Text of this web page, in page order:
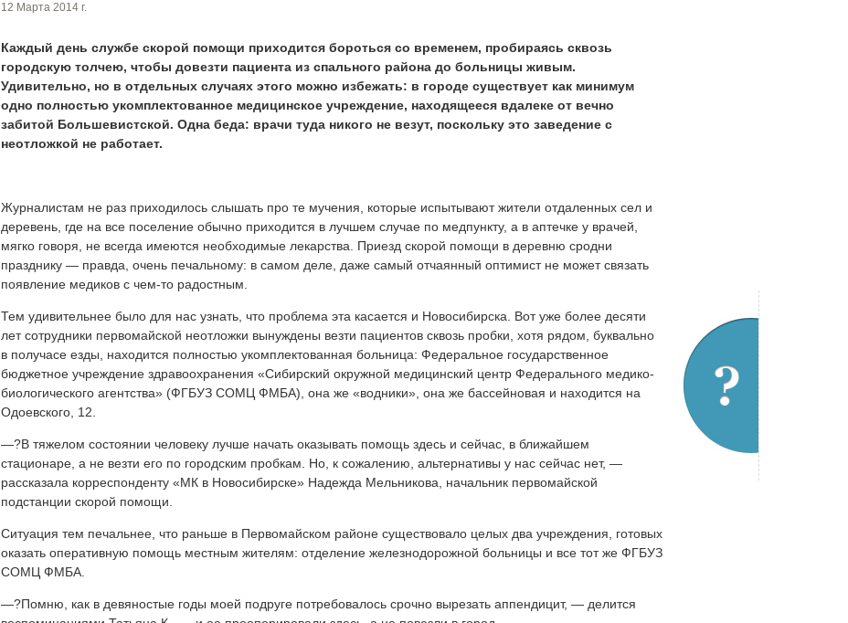
12 Марта 2014 г.
Каждый день службе скорой помощи приходится бороться со временем, пробираясь сквозь
городскую толчею, чтобы довезти пациента из спального района до больницы живым.
Удивительно, но в отдельных случаях этого можно избежать: в городе существует как минимум
одно полностью укомплектованное медицинское учреждение, находящееся вдалеке от вечно
забитой Большевистской. Одна беда: врачи туда никого не везут, поскольку это заведение с
неотложкой не работает.
Журналистам не раз приходилось слышать про те мучения, которые испытывают жители отдаленных сел и
деревень, где на все поселение обычно приходится в лучшем случае по медпункту, а в аптечке у врачей,
мягко говоря, не всегда имеются необходимые лекарства. Приезд скорой помощи в деревню сродни
празднику — правда, очень печальному: в самом деле, даже самый отчаянный оптимист не может связать
появление медиков с чем-то радостным.
Тем удивительнее было для нас узнать, что проблема эта касается и Новосибирска. Вот уже более десяти
лет сотрудники первомайской неотложки вынуждены везти пациентов сквозь пробки, хотя рядом, буквально
в получасе езды, находится полностью укомплектованная больница: Федеральное государственное
бюджетное учреждение здравоохранения «Сибирский окружной медицинский центр Федерального медико-
биологического агентства» (ФГБУЗ СОМЦ ФМБА), она же «водники», она же бассейновая и находится на
Одоевского, 12.
—?В тяжелом состоянии человеку лучше начать оказывать помощь здесь и сейчас, в ближайшем
стационаре, а не везти его по городским пробкам. Но, к сожалению, альтернативы у нас сейчас нет, —
рассказала корреспонденту «МК в Новосибирске» Надежда Мельникова, начальник первомайской
подстанции скорой помощи.
Ситуация тем печальнее, что раньше в Первомайском районе существовало целых два учреждения, готовых
оказать оперативную помощь местным жителям: отделение железнодорожной больницы и все тот же ФГБУЗ
СОМЦ ФМБА.
—?Помню, как в девяностые годы моей подруге потребовалось срочно вырезать аппендицит, — делится